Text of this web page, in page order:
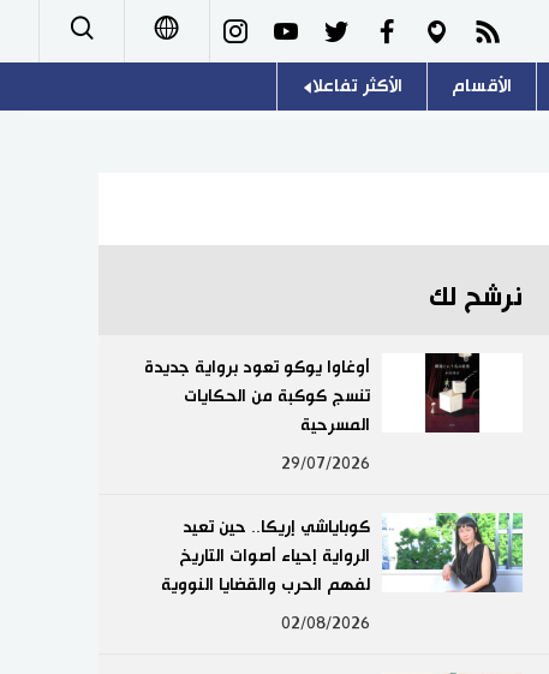
الأقسام
اقتصاد
لايف ستايل
الأكثر تفاعلا
نرشح لك
أوغاوا يوكو تعود برواية جديدة
تنسج كوكبة من الحكايات
المسرحية
29/07/2026
كوباياشي إريكا.. حين تعيد
الرواية إحياء أصوات التاريخ
لفهم الحرب والقضايا النووية
02/08/2026